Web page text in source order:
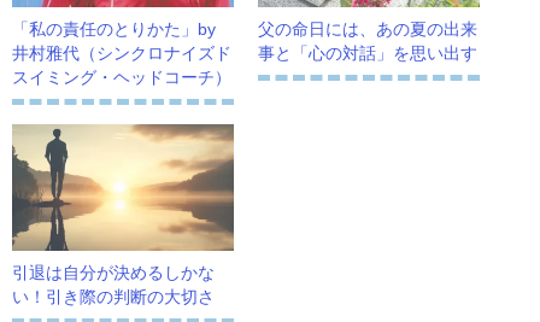
「私の責任のとりかた」by
井村雅代（シンクロナイズド
スイミング・ヘッドコーチ）
父の命日には、あの夏の出来
事と「心の対話」を思い出す
引退は自分が決めるしかな
い！引き際の判断の大切さ